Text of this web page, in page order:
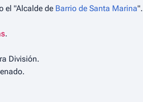
el "Alcalde de Barrio de Santa Marina".
.
División.